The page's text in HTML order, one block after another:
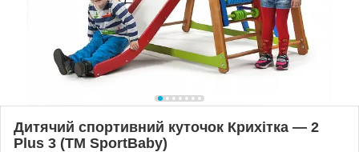
Дитячий спортивний куточок Крихітка — 2
Plus 3 (ТМ SportBaby)